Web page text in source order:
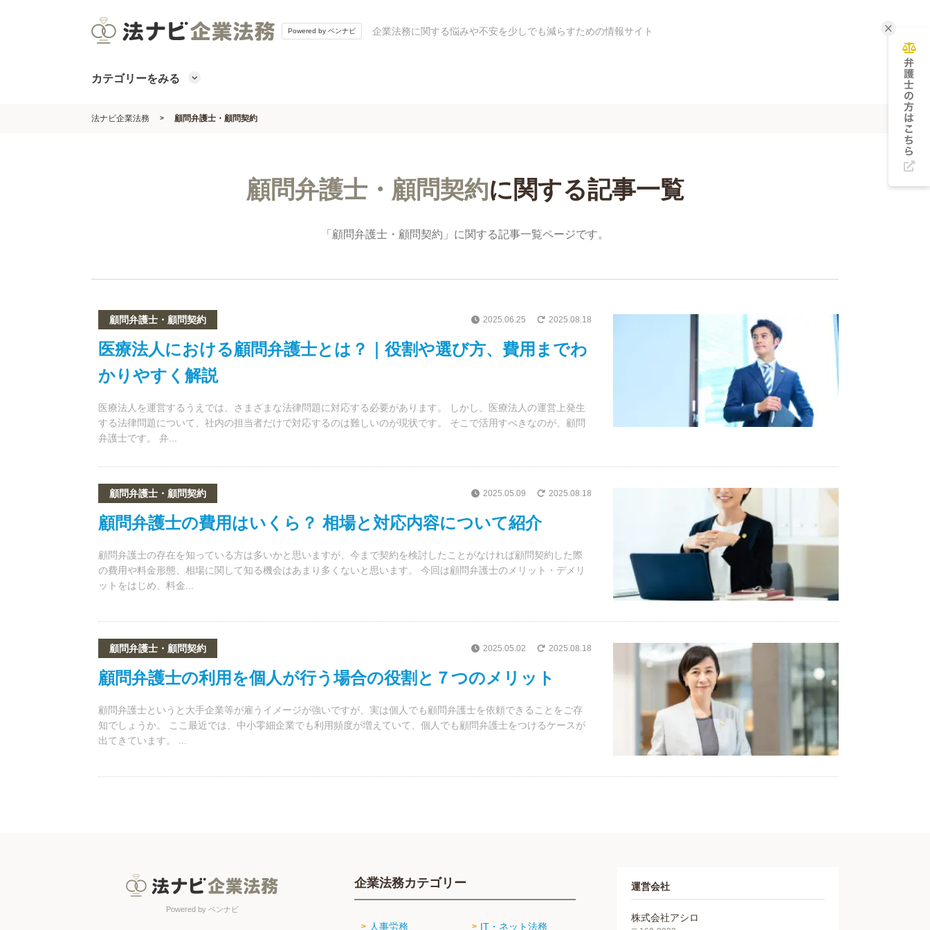
Powered by ベンナビ 企業法務に関する悩みや不安を少しでも減らすための情報サイト
カテゴリーをみる
法ナビ企業法務 顧問弁護士・顧問契約
顧問弁護士・顧問契約に関する記事一覧
「顧問弁護士・顧問契約」に関する記事一覧ページです。
顧問弁護士・顧問契約 2025.06.25 2025.08.18
医療法人における顧問弁護士とは？｜役割や選び方、費用までわ
かりやすく解説
医療法人を運営するうえでは、さまざまな法律問題に対応する必要があります。 しかし、医療法人の運営上発生
する法律問題について、社内の担当者だけで対応するのは難しいのが現状です。 そこで活用すべきなのが、顧問
弁護士です。 弁...
顧問弁護士・顧問契約 2025.05.09 2025.08.18
顧問弁護士の費用はいくら？ 相場と対応内容について紹介
顧問弁護士の存在を知っている方は多いかと思いますが、今まで契約を検討したことがなければ顧問契約した際
の費用や料金形態、相場に関して知る機会はあまり多くないと思います。 今回は顧問弁護士のメリット・デメリ
ットをはじめ、料金...
顧問弁護士・顧問契約 2025.05.02 2025.08.18
顧問弁護士の利用を個人が行う場合の役割と７つのメリット
顧問弁護士というと大手企業等が雇うイメージが強いですが、実は個人でも顧問弁護士を依頼できることをご存
知でしょうか。 ここ最近では、中小零細企業でも利用頻度が増えていて、個人でも顧問弁護士をつけるケースが
出てきています。 ...
Powered by ベンナビ
企業法務カテゴリー
人事労務 IT・ネット法務
運営会社
株式会社アシロ